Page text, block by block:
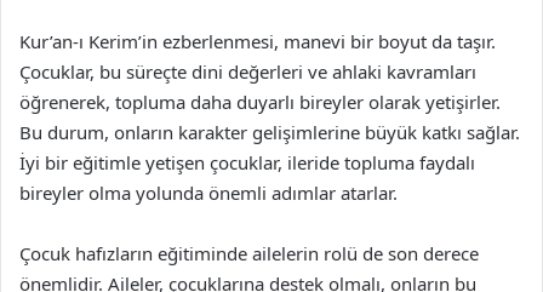
Kur’an-ı Kerim’in ezberlenmesi, manevi bir boyut da taşır.
Çocuklar, bu süreçte dini değerleri ve ahlaki kavramları
öğrenerek, topluma daha duyarlı bireyler olarak yetişirler.
Bu durum, onların karakter gelişimlerine büyük katkı sağlar.
İyi bir eğitimle yetişen çocuklar, ileride topluma faydalı
bireyler olma yolunda önemli adımlar atarlar.
Çocuk hafızların eğitiminde ailelerin rolü de son derece
önemlidir. Aileler, çocuklarına destek olmalı, onların bu